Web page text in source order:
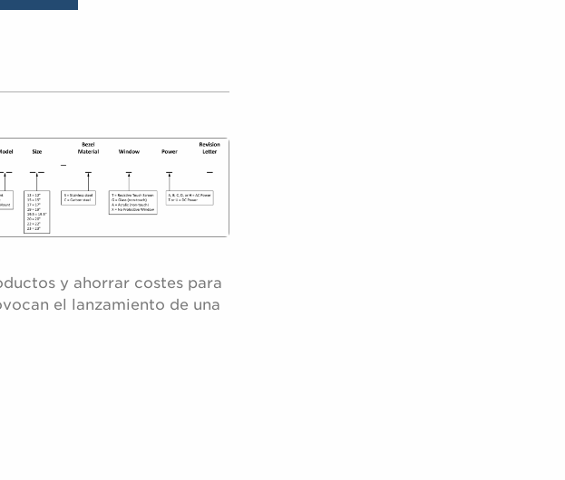
y ahorrar costes para
el lanzamiento de una